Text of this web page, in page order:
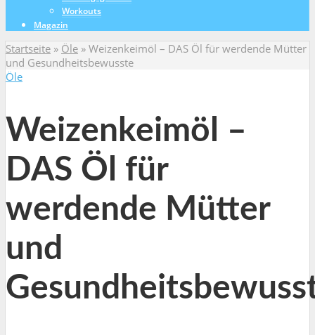
Workouts
Magazin
Startseite » Öle » Weizenkeimöl – DAS Öl für werdende Mütter
und Gesundheitsbewusste
Öle
Weizenkeimöl –
DAS Öl für
werdende Mütter
und